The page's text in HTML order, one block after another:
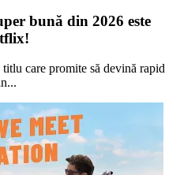
bună din 2026 este
care promite să devină rapid